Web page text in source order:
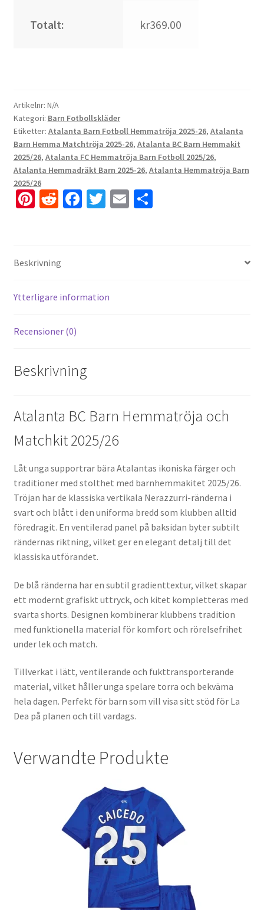
Totalt: kr369.00
Artikelnr: N/A
Kategori: Barn Fotbollskläder
Etiketter: Atalanta Barn Fotboll Hemmatröja 2025-26, Atalanta
Barn Hemma Matchtröja 2025-26, Atalanta BC Barn Hemmakit
2025/26, Atalanta FC Hemmatröja Barn Fotboll 2025/26,
Atalanta Hemmadräkt Barn 2025-26, Atalanta Hemmatröja Barn
2025/26
Pi
es
t
R
di
t
Fa
k
T E D
Beskrivning
Ytterligare information
Recensioner (0)
Beskrivning
Atalanta BC Barn Hemmatröja och
Matchkit 2025/26
Låt unga supportrar bära Atalantas ikoniska färger och
traditioner med stolthet med barnhemmakitet 2025/26.
Tröjan har de klassiska vertikala Nerazzurri-ränderna i
svart och blått i den uniforma bredd som klubben alltid
föredragit. En ventilerad panel på baksidan byter subtilt
rändernas riktning, vilket ger en elegant detalj till det
klassiska utförandet.
De blå ränderna har en subtil gradienttextur, vilket skapar
ett modernt grafiskt uttryck, och kitet kompletteras med
svarta shorts. Designen kombinerar klubbens tradition
med funktionella material för komfort och rörelsefrihet
under lek och match.
Tillverkat i lätt, ventilerande och fukttransporterande
material, vilket håller unga spelare torra och bekväma
hela dagen. Perfekt för barn som vill visa sitt stöd för La
Dea på planen och till vardags.
Verwandte Produkte